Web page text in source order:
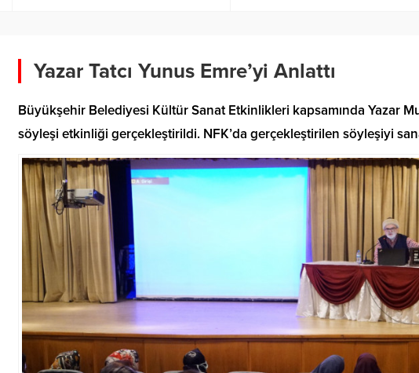
Yazar Tatcı Yunus Emre’yi Anlattı
Büyükşehir Belediyesi Kültür Sanat Etkinlikleri kapsamında Yazar
söyleşi etkinliği gerçekleştirildi. NFK’da gerçekleştirilen söyleşiyi
Türkoğlu’nda Geleceğe Yön
Verecek Projeler Bir Bir Hayata
Geçiyor
Başkan Akpınar’dan Doğu
Gelişim Planı için acil çağrı